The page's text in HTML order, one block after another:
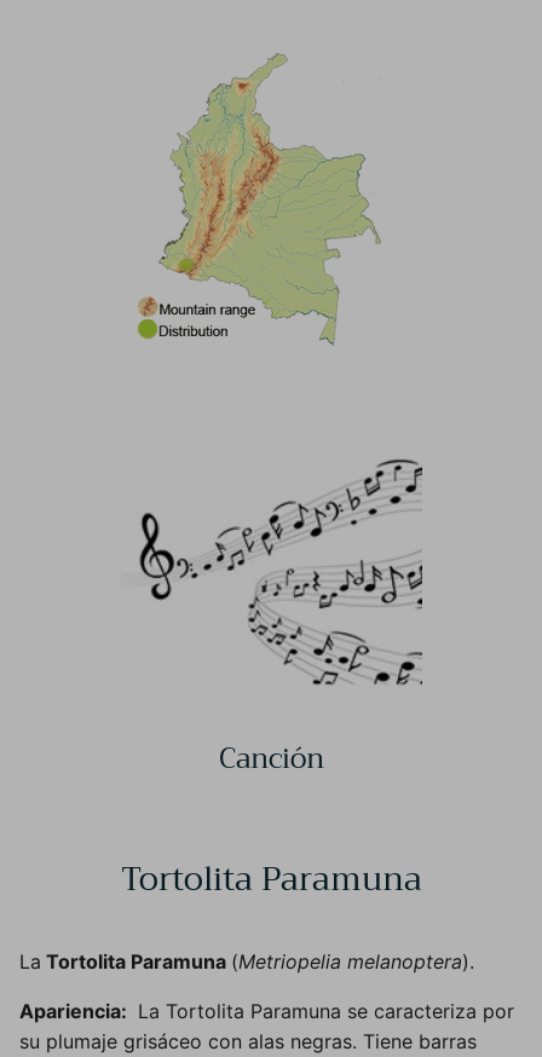
Canción
Tortolita Paramuna
La Tortolita Paramuna (Metriopelia melanoptera).
Apariencia: La Tortolita Paramuna se caracteriza por
su plumaje grisáceo con alas negras. Tiene barras